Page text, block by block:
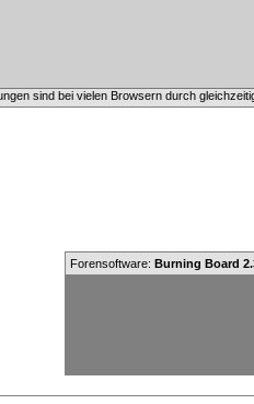
sind bei vielen Browsern durch
Forensoftware: Burning Board